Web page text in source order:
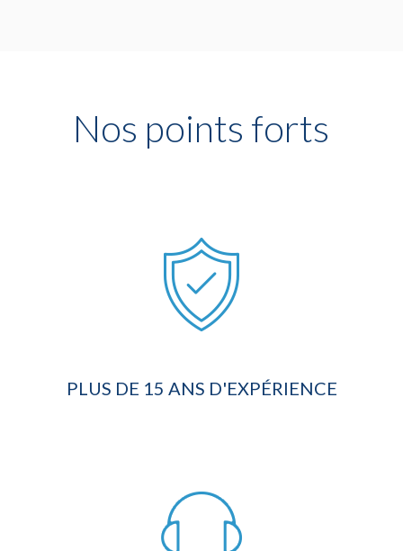
Nos points forts
PLUS DE 15 ANS D'EXPÉRIENCE